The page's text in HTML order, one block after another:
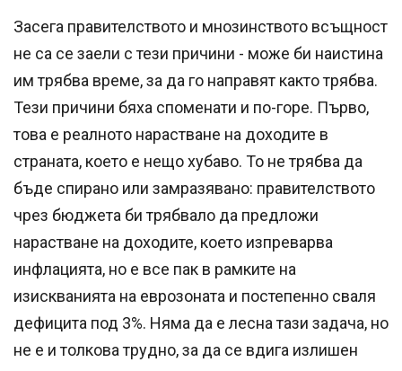
Засега правителството и мнозинството всъщност
не са се заели с тези причини - може би наистина
им трябва време, за да го направят както трябва.
Тези причини бяха споменати и по-горе. Първо,
това е реалното нарастване на доходите в
страната, което е нещо хубаво. То не трябва да
бъде спирано или замразявано: правителството
чрез бюджета би трябвало да предложи
нарастване на доходите, което изпреварва
инфлацията, но е все пак в рамките на
изискванията на еврозоната и постепенно сваля
дефицита под 3%. Няма да е лесна тази задача, но
не е и толкова трудно, за да се вдига излишен